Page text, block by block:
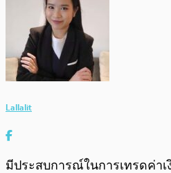
Lallalit
มีประสบการณ์ในการเทรดค่า